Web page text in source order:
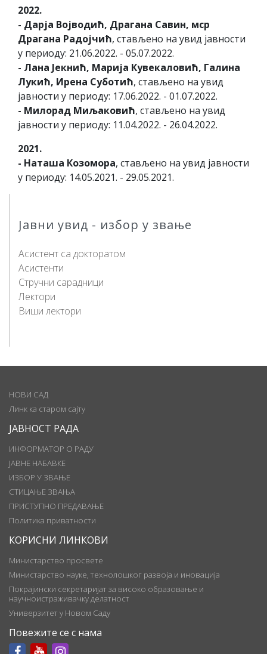
Јавни увид - избор у звање
Асистент са докторатом
Асистенти
Стручни сарадници
Лектори
Виши лектори
2022.
- Дарја Војводић, Драгана Савин, мср
Драгана Радојчић, стављено на увид јавности
у периоду: 21.06.2022. - 05.07.2022.
- Лана Јекнић, Марија Кувекаловић, Галина
Лукић, Ирена Суботић, стављено на увид
јавности у периоду: 17.06.2022. - 01.07.2022.
- Милорад Миљаковић, стављено на увид
јавности у периоду: 11.04.2022. - 26.04.2022.
2021.
- Наташа Козомoра, стављено на увид јавности
у периоду: 14.05.2021. - 29.05.2021.
НОВИ САД
Линк ка старом сајту
ЈАВНОСТ РАДА
ИНФОРМАТОР О РАДУ
ЈАВНЕ НАБАВКЕ
ИЗБОР У ЗВАЊЕ
СТИЦАЊЕ ЗВАЊА
ПРИСТУПНО ПРЕДАВАЊЕ
Политика приватности
КОРИСНИ ЛИНКОВИ
Министарство просвете
Министарство науке, технолошког развоја и иновација
Покрајински секретаријат за високо образовање и
научноистраживачку делатност
Универзитет у Новом Саду
Повежите се с нама